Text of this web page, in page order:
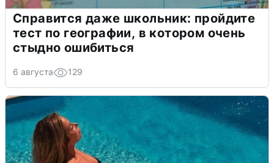
Справится даже школьник: пройдите
тест по географии, в котором очень
стыдно ошибиться
6 августа 129